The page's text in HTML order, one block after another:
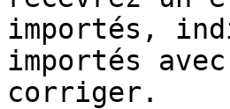
importés,
importés
corriger.